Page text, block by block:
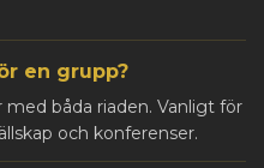
en grupp?
med båda riaden. Vanligt för
och konferenser.